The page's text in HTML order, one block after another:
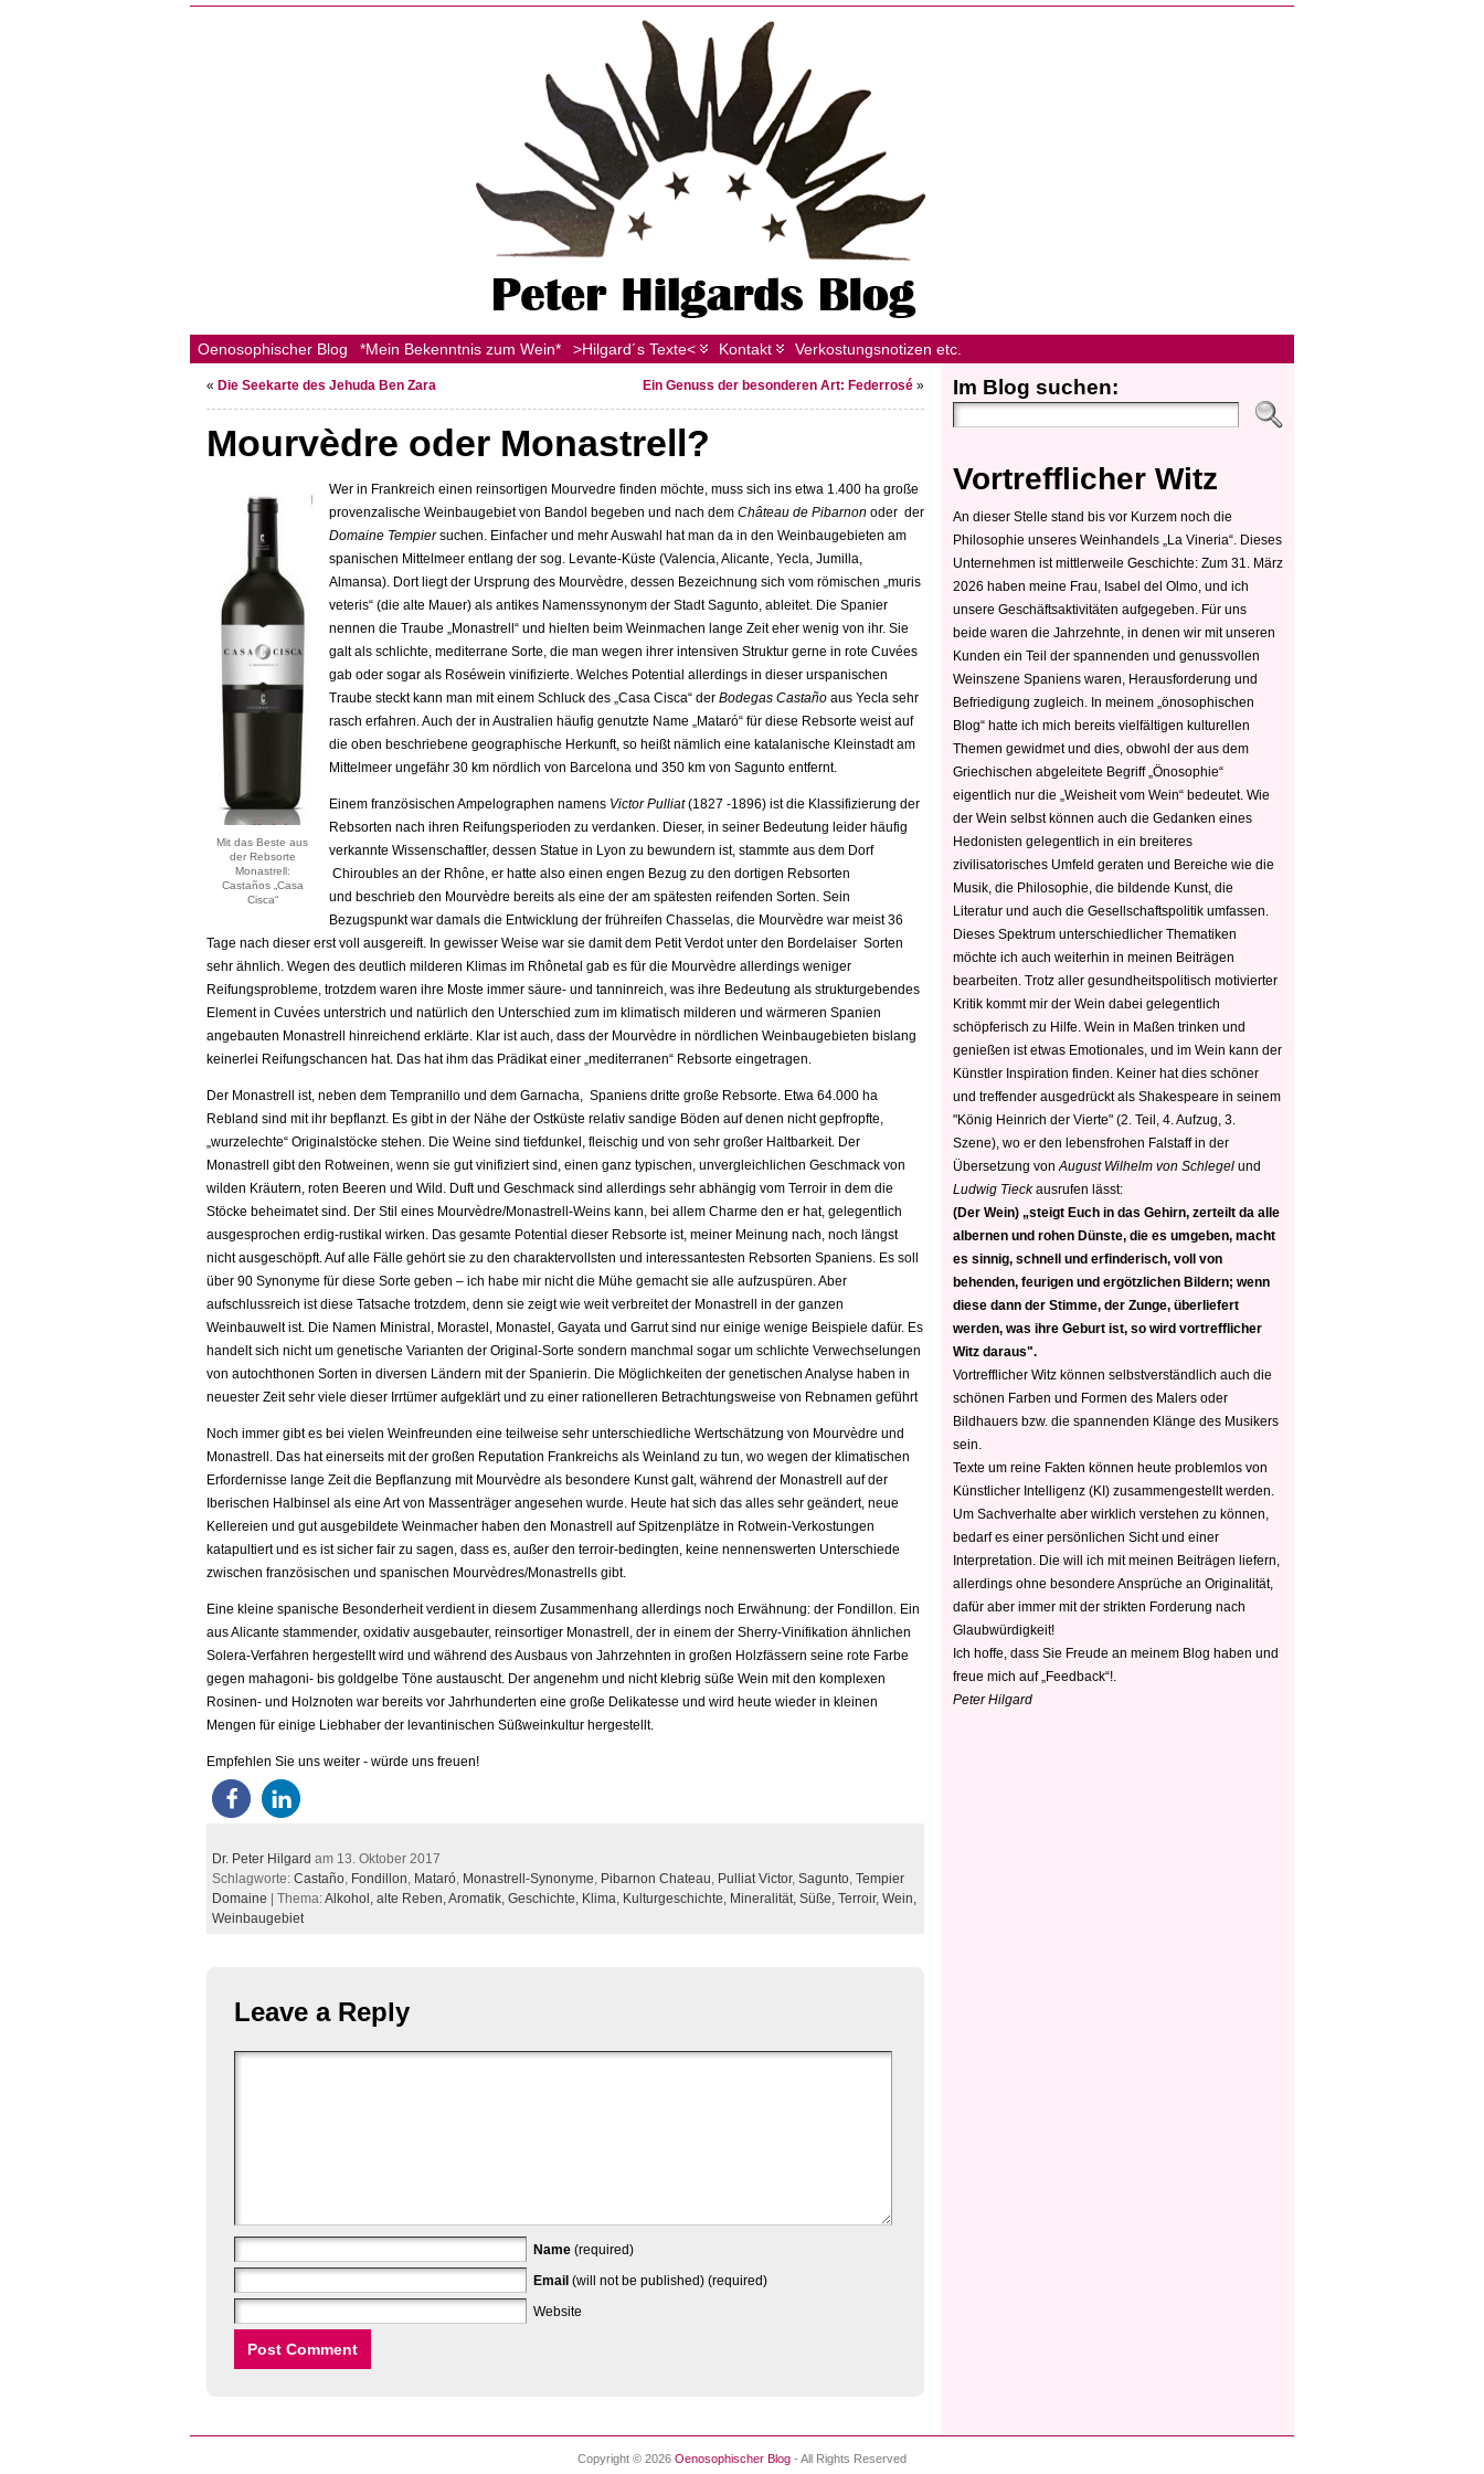
Oenosophischer Blog *Mein Bekenntnis zum Wein* >Hilgard´s Texte< Kontakt Verkostungsnotizen etc.
« Die Seekarte des Jehuda Ben Zara Ein Genuss der besonderen Art: Federrosé »
Mourvèdre oder Monastrell?
Mit das Beste aus
der Rebsorte
Monastrell:
Castaños „Casa
Cisca“
Wer in Frankreich einen reinsortigen Mourvedre finden möchte, muss sich ins etwa 1.400 ha große
provenzalische Weinbaugebiet von Bandol begeben und nach dem Château de Pibarnon oder der
Domaine Tempiersuchen. Einfacher und mehr Auswahl hat man da in den Weinbaugebieten am
spanischen Mittelmeer entlang der sog. Levante-Küste (Valencia, Alicante, Yecla, Jumilla,
Almansa). Dort liegt der Ursprung des Mourvèdre, dessen Bezeichnung sich vom römischen „muris
veteris“ (die alte Mauer) als antikes Namenssynonym der Stadt Sagunto, ableitet. Die Spanier
nennen die Traube „Monastrell“ und hielten beim Weinmachen lange Zeit eher wenig von ihr. Sie
galt als schlichte, mediterrane Sorte, die man wegen ihrer intensiven Struktur gerne in rote Cuvées
gab oder sogar als Roséwein vinifizierte. Welches Potential allerdings in dieser urspanischen
Traube steckt kann man mit einem Schluck des „Casa Cisca“ der Bodegas Castaño aus Yecla sehr
rasch erfahren. Auch der in Australien häufig genutzte Name „Mataró“ für diese Rebsorte weist auf
die oben beschriebene geographische Herkunft, so heißt nämlich eine katalanische Kleinstadt am
Mittelmeer ungefähr 30 km nördlich von Barcelona und 350 km von Sagunto entfernt.
Einem französischen Ampelographen namens Victor Pulliat(1827 -1896) ist die Klassifizierung der
Rebsorten nach ihren Reifungsperioden zu verdanken. Dieser, in seiner Bedeutung leider häufig
verkannte Wissenschaftler, dessen Statue in Lyon zu bewundern ist, stammte aus dem Dorf
Chiroubles an der Rhône, er hatte also einen engen Bezug zu den dortigen Rebsorten
und beschrieb den Mourvèdre bereits als eine der am spätesten reifenden Sorten. Sein
Bezugspunkt war damals die Entwicklung der frühreifen Chasselas, die Mourvèdre war meist 36
Tage nach dieser erst voll ausgereift. In gewisser Weise war sie damit dem Petit Verdot unter den Bordelaiser Sorten
sehr ähnlich. Wegen des deutlich milderen Klimas im Rhônetal gab es für die Mourvèdre allerdings weniger
Reifungsprobleme, trotzdem waren ihre Moste immer säure- und tanninreich, was ihre Bedeutung als strukturgebendes
Element in Cuvées unterstrich und natürlich den Unterschied zum im klimatisch milderen und wärmeren Spanien
angebauten Monastrell hinreichend erklärte. Klar ist auch, dass der Mourvèdre in nördlichen Weinbaugebieten bislang
keinerlei Reifungschancen hat. Das hat ihm das Prädikat einer „mediterranen“ Rebsorte eingetragen.
Der Monastrell ist, neben dem Tempranillo und dem Garnacha, Spaniens dritte große Rebsorte. Etwa 64.000 ha
Rebland sind mit ihr bepflanzt. Es gibt in der Nähe der Ostküste relativ sandige Böden auf denen nicht gepfropfte,
„wurzelechte“ Originalstöcke stehen. Die Weine sind tiefdunkel, fleischig und von sehr großer Haltbarkeit. Der
Monastrell gibt den Rotweinen, wenn sie gut vinifiziert sind, einen ganz typischen, unvergleichlichen Geschmack von
wilden Kräutern, roten Beeren und Wild. Duft und Geschmack sind allerdings sehr abhängig vom Terroir in dem die
Stöcke beheimatet sind. Der Stil eines Mourvèdre/Monastrell-Weins kann, bei allem Charme den er hat, gelegentlich
ausgesprochen erdig-rustikal wirken. Das gesamte Potential dieser Rebsorte ist, meiner Meinung nach, noch längst
nicht ausgeschöpft. Auf alle Fälle gehört sie zu den charaktervollsten und interessantesten Rebsorten Spaniens. Es soll
über 90 Synonyme für diese Sorte geben – ich habe mir nicht die Mühe gemacht sie alle aufzuspüren. Aber
aufschlussreich ist diese Tatsache trotzdem, denn sie zeigt wie weit verbreitet der Monastrell in der ganzen
Weinbauwelt ist. Die Namen Ministral, Morastel, Monastel, Gayata und Garrut sind nur einige wenige Beispiele dafür. Es
handelt sich nicht um genetische Varianten der Original-Sorte sondern manchmal sogar um schlichte Verwechselungen
von autochthonen Sorten in diversen Ländern mit der Spanierin. Die Möglichkeiten der genetischen Analyse haben in
neuester Zeit sehr viele dieser Irrtümer aufgeklärt und zu einer rationelleren Betrachtungsweise von Rebnamen geführt
Noch immer gibt es bei vielen Weinfreunden eine teilweise sehr unterschiedliche Wertschätzung von Mourvèdre und
Monastrell. Das hat einerseits mit der großen Reputation Frankreichs als Weinland zu tun, wo wegen der klimatischen
Erfordernisse lange Zeit die Bepflanzung mit Mourvèdre als besondere Kunst galt, während der Monastrell auf der
Iberischen Halbinsel als eine Art von Massenträger angesehen wurde. Heute hat sich das alles sehr geändert, neue
Kellereien und gut ausgebildete Weinmacher haben den Monastrell auf Spitzenplätze in Rotwein-Verkostungen
katapultiert und es ist sicher fair zu sagen, dass es, außer den terroir-bedingten, keine nennenswerten Unterschiede
zwischen französischen und spanischen Mourvèdres/Monastrells gibt.
Eine kleine spanische Besonderheit verdient in diesem Zusammenhang allerdings noch Erwähnung: der Fondillon. Ein
aus Alicante stammender, oxidativ ausgebauter, reinsortiger Monastrell, der in einem der Sherry-Vinifikation ähnlichen
Solera-Verfahren hergestellt wird und während des Ausbaus von Jahrzehnten in großen Holzfässern seine rote Farbe
gegen mahagoni- bis goldgelbe Töne austauscht. Der angenehm und nicht klebrig süße Wein mit den komplexen
Rosinen- und Holznoten war bereits vor Jahrhunderten eine große Delikatesse und wird heute wieder in kleinen
Mengen für einige Liebhaber der levantinischen Süßweinkultur hergestellt.
Empfehlen Sie uns weiter - würde uns freuen!
Dr. Peter Hilgard am 13. Oktober 2017
Schlagworte: Castaño, Fondillon, Mataró, Monastrell-Synonyme, Pibarnon Chateau, Pulliat Victor, Sagunto, Tempier
Domaine | Thema:Alkohol, alte Reben,Aromatik, Geschichte, Klima, Kulturgeschichte, Mineralität, Süße, Terroir, Wein,
Weinbaugebiet
Leave a Reply
Name (required)
Email (will not be published) (required)
Website
Im Blog suchen:
Vortrefflicher Witz
An dieser Stelle stand bis vor Kurzem noch die
Philosophie unseres Weinhandels „La Vineria“. Dieses
Unternehmen ist mittlerweile Geschichte: Zum 31. März
2026 haben meine Frau, Isabel del Olmo, und ich
unsere Geschäftsaktivitäten aufgegeben. Für uns
beide waren die Jahrzehnte, in denen wir mit unseren
Kunden ein Teil der spannenden und genussvollen
Weinszene Spaniens waren, Herausforderung und
Befriedigung zugleich. In meinem „önosophischen
Blog“ hatte ich mich bereits vielfältigen kulturellen
Themen gewidmet und dies, obwohl der aus dem
Griechischen abgeleitete Begriff „Önosophie“
eigentlich nur die „Weisheit vom Wein“ bedeutet. Wie
der Wein selbst können auch die Gedanken eines
Hedonisten gelegentlich in ein breiteres
zivilisatorisches Umfeld geraten und Bereiche wie die
Musik, die Philosophie, die bildende Kunst, die
Literatur und auch die Gesellschaftspolitik umfassen.
Dieses Spektrum unterschiedlicher Thematiken
möchte ich auch weiterhin in meinen Beiträgen
bearbeiten. Trotz aller gesundheitspolitisch motivierter
Kritik kommt mir der Wein dabei gelegentlich
schöpferisch zu Hilfe. Wein in Maßen trinken und
genießen ist etwas Emotionales, und im Wein kann der
Künstler Inspiration finden. Keiner hat dies schöner
und treffender ausgedrückt als Shakespeare in seinem
"König Heinrich der Vierte" (2. Teil, 4. Aufzug, 3.
Szene), wo er den lebensfrohen Falstaff in der
Übersetzung von August Wilhelm von Schlegel und
Ludwig Tieckausrufen lässt:
(Der Wein) „steigt Euch in das Gehirn, zerteilt da alle
albernen und rohen Dünste, die es umgeben, macht
es sinnig, schnell und erfinderisch, voll von
behenden, feurigen und ergötzlichen Bildern; wenn
diese dann der Stimme, der Zunge, überliefert
werden, was ihre Geburt ist, so wird vortrefflicher
Witz daraus".
Vortrefflicher Witz können selbstverständlich auch die
schönen Farben und Formen des Malers oder
Bildhauers bzw. die spannenden Klänge des Musikers
sein.
Texte um reine Fakten können heute problemlos von
Künstlicher Intelligenz (KI) zusammengestellt werden.
Um Sachverhalte aber wirklich verstehen zu können,
bedarf es einer persönlichen Sicht und einer
Interpretation. Die will ich mit meinen Beiträgen liefern,
allerdings ohne besondere Ansprüche an Originalität,
dafür aber immer mit der strikten Forderung nach
Glaubwürdigkeit!
Ich hoffe, dass Sie Freude an meinem Blog haben und
freue mich auf „Feedback“!.
Peter Hilgard
Copyright © 2026 Oenosophischer Blog - All Rights Reserved